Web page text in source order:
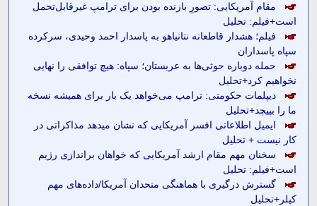
مقام آمریکایی: تصورِ بازنده بودن برای ترامپ غیرقابل‌تحمل
است+فیلم: تحلیل
فیلم؛ هشدار قاطعانه نتانیاهو به پاسدار احمد وحیدی، سرکرده
سپاه پاسداران
حمله دوباره حوثی‌ها به عربستان؛ سپاه: هیچ توافقی را نهایی
نخواهیم کرد+تحلیل
دیپلمات حکومتی: ترامپ می‌خواهد یک بار برای همیشه نسخه
ما را بپیچد+تحلیل
ایمیل اطلاعاتی افسر آمریکایی که نشان میدهد مذاکراتی در
کار نیست + تحلیل
سخنان مهم مقام ارشد آمریکایی که خواهان براندازی رژیم
است+فیلم: تحلیل
گسترش درگیری با هماهنگی متحدان آمریکا/داده‌های مهم
کپلر+تحلیل